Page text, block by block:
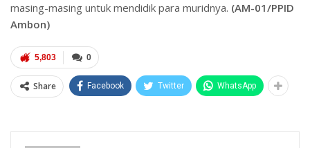
masing-masing untuk mendidik para muridnya. (AM-01/PPID
Ambon)
0
5,803
Share Facebook Twitter WhatsApp